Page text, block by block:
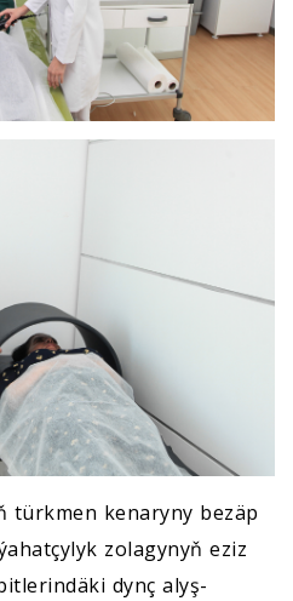
türkmen kenaryny bezäp
zolagynyň eziz
dynç alyş-